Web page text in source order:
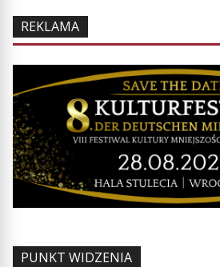
REKLAMA
PUNKT WIDZENIA